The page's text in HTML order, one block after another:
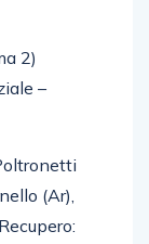
2)
–
(Ar),